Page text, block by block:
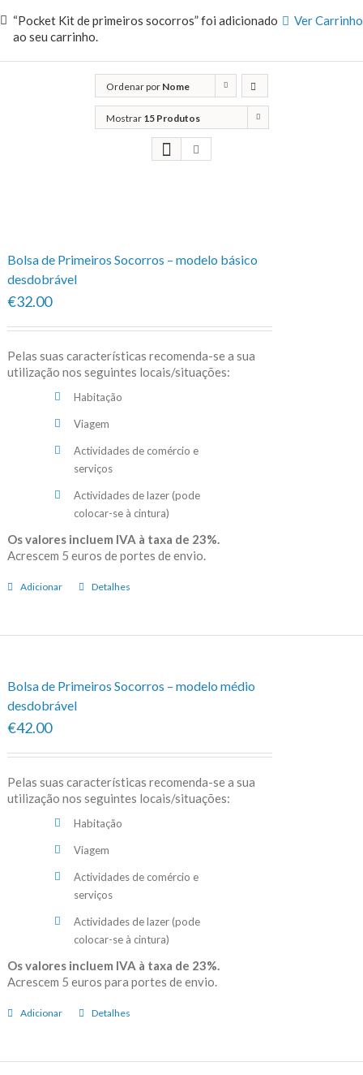
Ver Carrinho
“Pocket Kit de primeiros socorros” foi adicionado
ao seu carrinho.
Ordenar por Nome
Mostrar 15 Produtos
Bolsa de Primeiros Socorros – modelo básico
desdobrável
€32.00
Pelas suas características recomenda-se a sua
utilização nos seguintes locais/situações:
Habitação
Viagem
Actividades de comércio e
serviços
Actividades de lazer (pode
colocar-se à cintura)
Os valores incluem IVA à taxa de 23%.
Acrescem 5 euros de portes de envio.
Adicionar Detalhes
Bolsa de Primeiros Socorros – modelo médio
desdobrável
€42.00
Pelas suas características recomenda-se a sua
utilização nos seguintes locais/situações:
Habitação
Viagem
Actividades de comércio e
serviços
Actividades de lazer (pode
colocar-se à cintura)
Os valores incluem IVA à taxa de 23%.
Acrescem 5 euros para portes de envio.
Adicionar Detalhes